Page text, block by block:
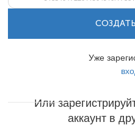
Уже
Или
аккаунт в